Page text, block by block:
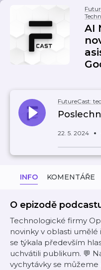
AI
FutureCast:
22. 5. 2024
INFO KOMENTÁŘE
O epizodě
Technologické firmy
novinky v oblasti
se týkala především
uchvátili publikum. 💬
vychytávky se